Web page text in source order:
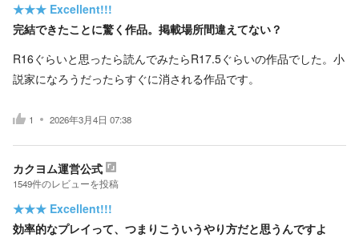
★★★ Excellent!!!
完結できたことに驚く作品。掲載場所間違えてない？
R16ぐらいと思ったら読んでみたらR17.5ぐらいの作品でした。小
説家になろうだったらすぐに消される作品です。
1 2026年3月4日 07:38
カクヨム運営公式
1549件のレビューを投稿
★★★ Excellent!!!
効率的なプレイって、つまりこういうやり方だと思うんですよ